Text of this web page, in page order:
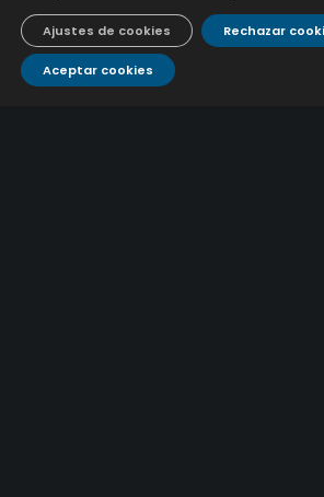
Aceptar cookies
Rechazar
Ajustes de cookies